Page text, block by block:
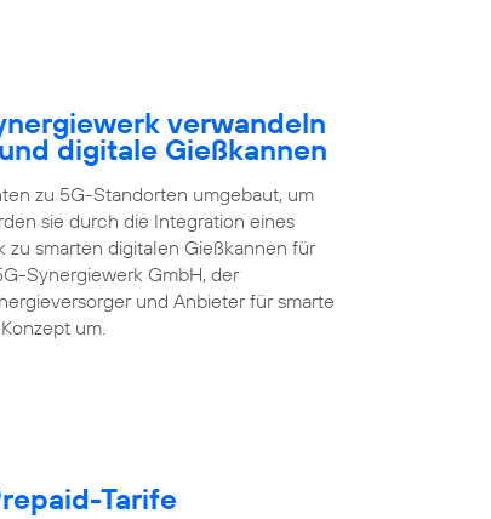
verwandeln
digitale Gießkannen
zu 5G-Standorten umgebaut, um
sie durch die Integration eines
zu smarten digitalen Gießkannen für
Synergiewerk GmbH, der
und Anbieter für smarte
um.
Tarife